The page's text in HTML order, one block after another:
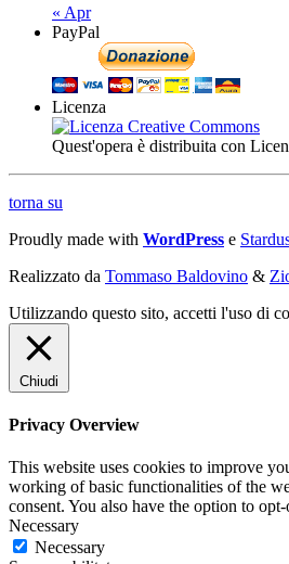
« Apr
PayPal
Licenza
Quest'opera è distribuita con
torna su
Proudly made with WordPress e
Realizzato da Tommaso Baldovino &
Utilizzando questo sito, accetti l'uso di
Chiudi
Privacy Overview
This website uses cookies to improve
working of basic functionalities of the
consent. You also have the option to
Necessary
Necessary